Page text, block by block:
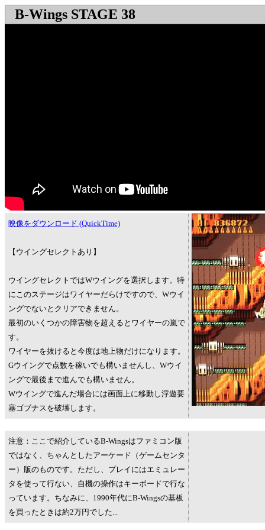
B-Wings STAGE 38
映像をダウンロード (QuickTime)
【ウイングセレクトあり】
ウイングセレクトではWウイングを選択します。特
にこのステージはワイヤーだらけですので、Wウイ
ングでないとクリアできません。
最初のいくつかの障害物を超えるとワイヤーの嵐で
す。
ワイヤーを抜けると今度は地上物だけになります。
Gウイングで点数を稼いでも構いませんし、Wウイ
ングで最後まで進んでも構いません。
Wウイングで進んだ場合には画面上に移動し浮遊要
塞ゴブナスを破壊します。
注意：ここで紹介しているB-Wingsはファミコン版
ではなく、ちゃんとしたアーケード（ゲームセンタ
ー）版のものです。ただし、プレイにはエミュレー
タを使って行ない、自機の操作はキーボードで行な
っています。ちなみに、1990年代にB-Wingsの基板
を買ったときは約2万円でした...